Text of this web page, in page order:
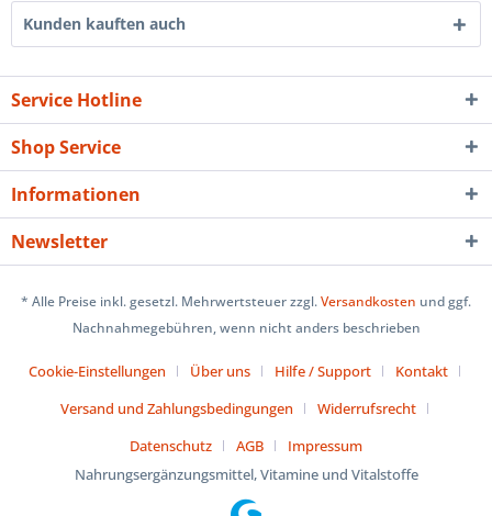
Kunden kauften auch
Service Hotline
Shop Service
Informationen
Newsletter
* Alle Preise inkl. gesetzl. Mehrwertsteuer zzgl.Versandkosten und ggf.
Nachnahmegebühren, wenn nicht anders beschrieben
Cookie-Einstellungen Über uns Hilfe / Support
Kontakt
Versand und Zahlungsbedingungen
Widerrufsrecht
Datenschutz
AGB
Impressum
Nahrungsergänzungsmittel, Vitamine und Vitalstoffe